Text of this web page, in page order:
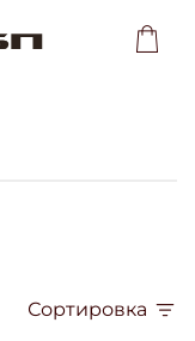
Сортировка